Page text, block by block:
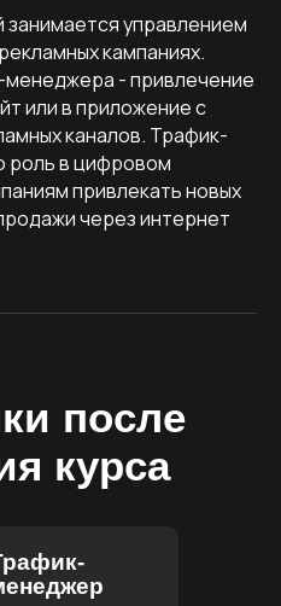
управлением
кампаниях.
- привлечение
или в приложение с
каналов. Трафик-
роль в цифровом
привлекать новых
через интернет
после
курса